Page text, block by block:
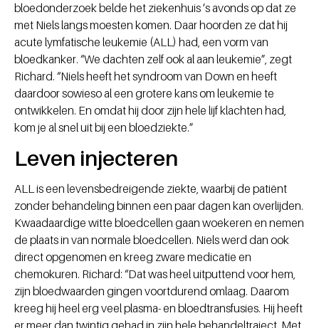
bloedonderzoek belde het ziekenhuis ’s avonds op dat ze
met Niels langs moesten komen. Daar hoorden ze dat hij
acute lymfatische leukemie (ALL) had, een vorm van
bloedkanker. “We dachten zelf ook al aan leukemie”, zegt
Richard. “Niels heeft het syndroom van Down en heeft
daardoor sowieso al een grotere kans om leukemie te
ontwikkelen. En omdat hij door zijn hele lijf klachten had,
kom je al snel uit bij een bloedziekte.”
Leven injecteren
ALL is een levensbedreigende ziekte, waarbij de patiënt
zonder behandeling binnen een paar dagen kan overlijden.
Kwaadaardige witte bloedcellen gaan woekeren en nemen
de plaats in van normale bloedcellen. Niels werd dan ook
direct opgenomen en kreeg zware medicatie en
chemokuren. Richard: “Dat was heel uitputtend voor hem,
zijn bloedwaarden gingen voortdurend omlaag. Daarom
kreeg hij heel erg veel plasma- en bloedtransfusies. Hij heeft